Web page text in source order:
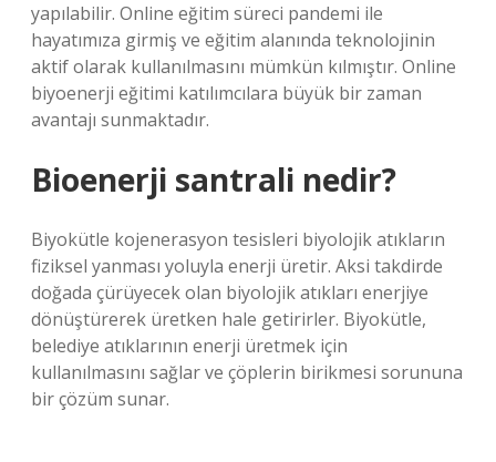
yapılabilir. Online eğitim süreci pandemi ile
hayatımıza girmiş ve eğitim alanında teknolojinin
aktif olarak kullanılmasını mümkün kılmıştır. Online
biyoenerji eğitimi katılımcılara büyük bir zaman
avantajı sunmaktadır.
Bioenerji santrali nedir?
Biyokütle kojenerasyon tesisleri biyolojik atıkların
fiziksel yanması yoluyla enerji üretir. Aksi takdirde
doğada çürüyecek olan biyolojik atıkları enerjiye
dönüştürerek üretken hale getirirler. Biyokütle,
belediye atıklarının enerji üretmek için
kullanılmasını sağlar ve çöplerin birikmesi sorununa
bir çözüm sunar.